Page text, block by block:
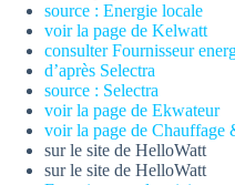
source : Energie locale
voir la page de Kelwatt
consulter Fournisseur
d’après Selectra
source : Selectra
voir la page de Ekwateur
voir la page de Chauffage
sur le site de HelloWatt
sur le site de HelloWatt